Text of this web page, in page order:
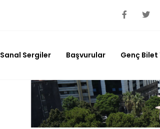
Sanal Sergiler Başvurular Genç Bilet